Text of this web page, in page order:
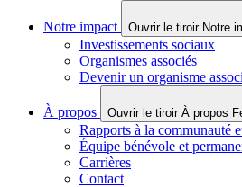
Notre impact Ouvrir le tiroir Notre
Investissements sociaux
Organismes associés
Devenir un organisme
À propos Ouvrir le tiroir À propos
Rapports à la communauté
Équipe bénévole et
Carrières
Contact